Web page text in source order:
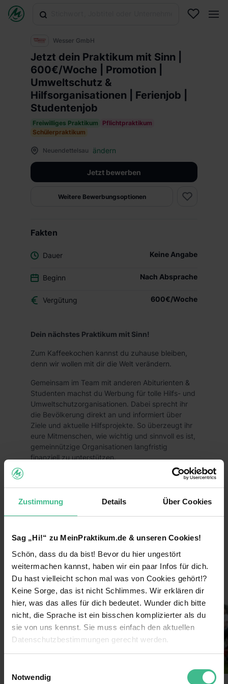
Zustimmung Details Über Cookies
Sag „Hi!“ zu MeinPraktikum.de & unseren Cookies!
Schön, dass du da bist! Bevor du hier ungestört
weitermachen kannst, haben wir ein paar Infos für dich.
Du hast vielleicht schon mal was von Cookies gehört!?
Keine Sorge, das ist nicht Schlimmes. Wir erklären dir
hier, was das alles für dich bedeutet. Wunder dich bitte
nicht, die Sprache ist ein bisschen komplizierter als du
sie von uns kennst. Sie muss einfach den aktuellen
Datenschutzbestimmungen gerecht werden.
Notwendig
Wesser GmbH
Jetzt dein Praktikum mit Sinn |
600€/Woche | Promotion |
Umweltschutz &
Hilfsorganisationen | Ferienjob |
Studentenjob
Freiwilliges Praktikum
Pflichtpraktikum
Schülerpraktikum
Neuendettelsau ändern
Jetzt bewerben
Weitere Bewerbungsoptionen
Fakten
Dauer Keine Angabe
Beginn Nach Absprache
Vergütung 600€/Woche
Dein nächstes Praktikum mit Sinn!
Zum Kaffeekochen kannst du zuhause bleiben,
denn wir wollen mit dir die Welt verändern.
Gemeinsam im Team mit anderen Abiturienten &
Studenten machst du Werbung für tolle Hilfs- und
Umweltschutzorganisationen. Dabei sprecht ihr
die Bevölkerung direkt an und informiert über
Ziele und aktuelle Hilfsprojekte. So überzeugt ihr
eure Mitmenschen, wie wichtig und sinnvoll es ist,
gemeinnützige Organisationen langfristig
finanziell zu unterstützen.
Das heißt, du trägst durch dein Praktikum aktiv
dazu bei, dass großartige Hilfsprojekte zum
Schutz von Mensch, Tier und Umwelt nachhaltig
umgesetzt werden können!
Deutschlands größte Städte für dich!
Lerne coole neue Leute kennen und arbeite im
Verdiene 600€/Woche
Sichere dir darüber hinaus Prämien durch deine
Lass dich von uns coachen & erhalte nach
weiterlesen
Bilder